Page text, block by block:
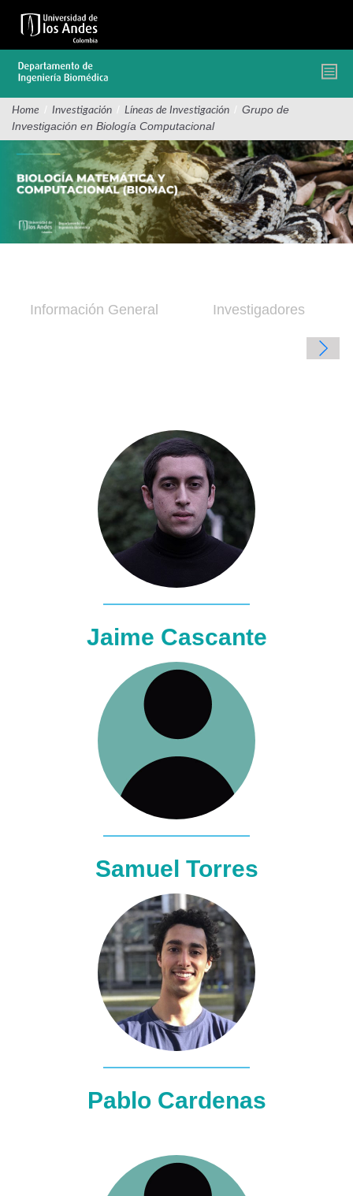
contenido
Home / Investigación / Líneas de Investigación / Grupo de
Investigación en Biología Computacional
Información General Investigadores
Jaime Cascante
Samuel Torres
Pablo Cardenas